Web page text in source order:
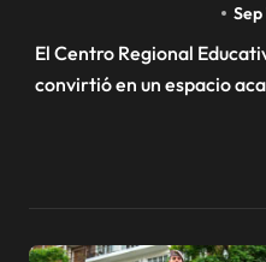
Sep
El Centro Regional Educativo Universitario Suarense se
convirtió en un espacio